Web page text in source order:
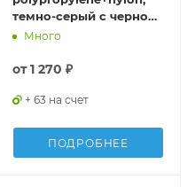
темно-серый с черной
вставкой, размер S,
Много
от1 270 ₽
+ 63 на счет
ПОДРОБНЕЕ